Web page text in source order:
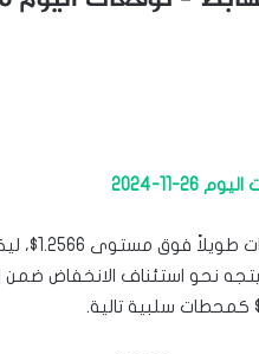
11-2024
لم يتمكّن سعر
نحو استئناف الانخفاض ضمن